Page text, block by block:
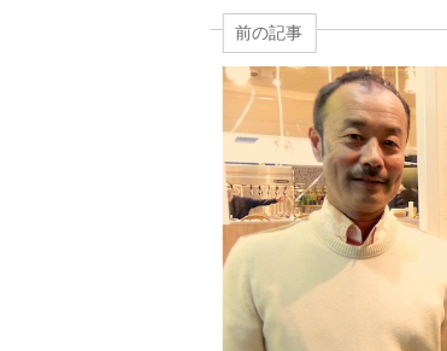
前の記事